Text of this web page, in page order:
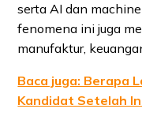
serta AI dan
fenomena ini juga
manufaktur,
Baca juga: Berapa
Kandidat Setelah